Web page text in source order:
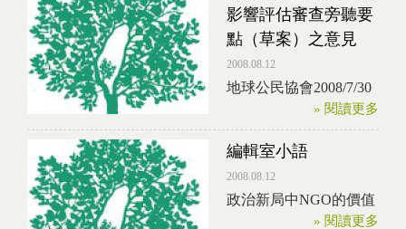
影響評估審查旁聽要
點（草案）之意見
2008.08.12
地球公民協會2008/7/30
» 閱讀更多
編輯室小語
2008.08.12
政治新局中NGO的價值
» 閱讀更多